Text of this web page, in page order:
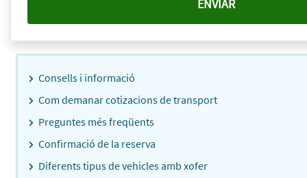
Consells i informació
Com demanar cotizacions de transport
Preguntes més freqüents
Confirmació de la reserva
Diferents tipus de vehicles amb xofer